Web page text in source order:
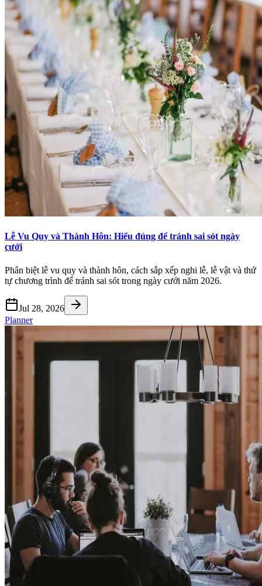
Lễ Vu Quy và Thành Hôn: Hiểu đúng để tránh sai sót ngày
cưới
Phân biệt lễ vu quy và thành hôn, cách sắp xếp nghi lễ, lễ vật và thứ
tự chương trình để tránh sai sót trong ngày cưới năm 2026.
Jul 28, 2026
Planner